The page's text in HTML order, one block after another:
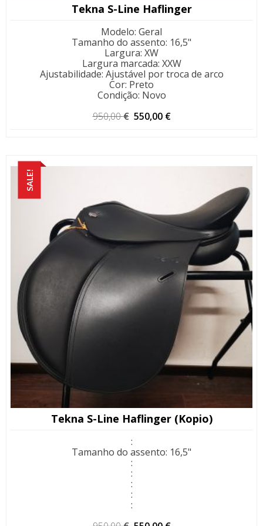
Tekna S-Line Haflinger
Modelo: Geral
Tamanho do assento: 16,5"
Largura: XW
Largura marcada: XXW
Ajustabilidade: Ajustável por troca de arco
Cor: Preto
Condição: Novo
950,00€ O
550,00 €
SALE!
Tekna S-Line Haflinger (Kopio)
:
Tamanho do assento: 16,5"
:
:
:
:
: